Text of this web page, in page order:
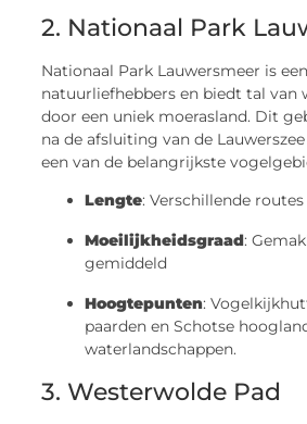
2. Nationaal Park
Nationaal Park Lauwersmeer is
natuurliefhebbers en biedt tal van
door een uniek moerasland. Dit
na de afsluiting van de
een van de belangrijkste
Lengte: Verschillende
Moeilijkheidsgraad:
gemiddeld
Hoogtepunten:
paarden en Schotse
waterlandschappen.
3. Westerwolde Pad